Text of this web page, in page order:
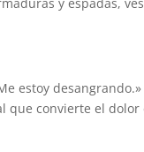
estoy desangrando.»
que convierte el dolor